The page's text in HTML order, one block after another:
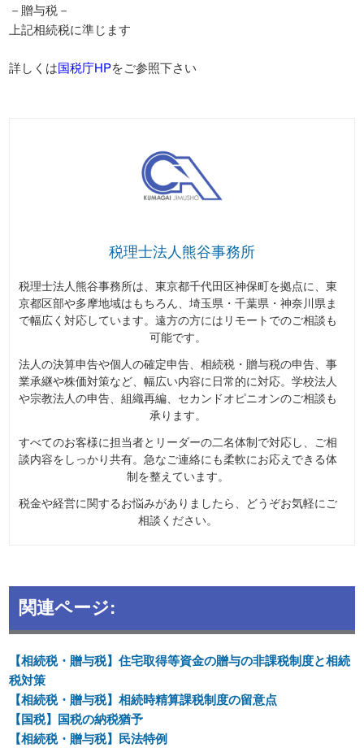
－贈与税－
上記相続税に準じます
詳しくは国税庁HPをご参照下さい
税理士法人熊谷事務所
税理士法人熊谷事務所は、東京都千代田区神保町を拠点に、東
京都区部や多摩地域はもちろん、埼玉県・千葉県・神奈川県ま
で幅広く対応しています。遠方の方にはリモートでのご相談も
可能です。
法人の決算申告や個人の確定申告、相続税・贈与税の申告、事
業承継や株価対策など、幅広い内容に日常的に対応。学校法人
や宗教法人の申告、組織再編、セカンドオピニオンのご相談も
承ります。
すべてのお客様に担当者とリーダーの二名体制で対応し、ご相
談内容をしっかり共有。急なご連絡にも柔軟にお応えできる体
制を整えています。
税金や経営に関するお悩みがありましたら、どうぞお気軽にご
相談ください。
関連ページ:
【相続税・贈与税】住宅取得等資金の贈与の非課税制度と相続
税対策
【相続税・贈与税】相続時精算課税制度の留意点
【国税】国税の納税猶予
【相続税・贈与税】民法特例